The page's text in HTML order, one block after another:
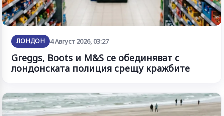
ЛОНДОН 4 Август 2026, 03:27
Greggs, Boots и M&S се обединяват с
лондонската полиция срещу кражбите